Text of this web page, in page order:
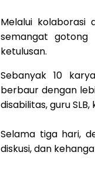
Melalui kolaborasi
semangat gotong
ketulusan.
Sebanyak 10
berbaur dengan
disabilitas, guru
Selama tiga hari,
diskusi, dan